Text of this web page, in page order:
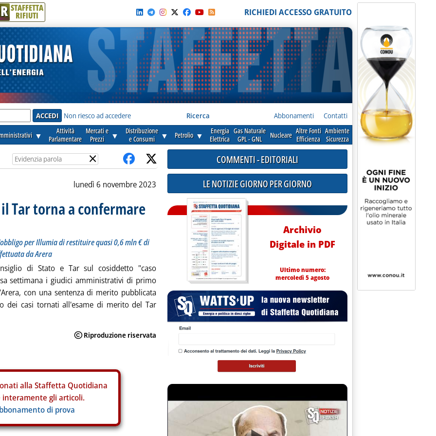
R STAFFETTA
RIFIUTI RICHIEDI ACCESSO GRATUITO
Non riesco ad accedere Ricerca Abbonamenti Contatti
▼
Attività
Parlamentare
Mercati e
Prezzi
▼
Distribuzione
e Consumi
▼ Petrolio ▼
Energia
Elettrica
Gas Naturale
GPL - GNL
Nucleare Altre Fonti
Efficienza
Ambiente
Sicurezza
×
lunedì 6 novembre 2023
Tar torna a confermare
per Illumia di restituire quasi 0,6 mln € di
da Arera
di Stato e Tar sul cosiddetto "caso
settimana i giudici amministrativi di primo
con una sentenza di merito pubblicata
dei casi tornati all'esame di merito del Tar
alla Staffetta Quotidiana
interamente gli articoli.
di prova
COMMENTI - EDITORIALI
LE NOTIZIE GIORNO PER GIORNO
Archivio
Digitale in PDF
Ultimo numero:
mercoledì 5 agosto